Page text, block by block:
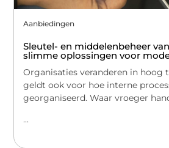
Aanbiedingen
Sleutel- en middelenbeheer
slimme oplossingen voor
Organisaties veranderen in hoog
geldt ook voor hoe interne
georganiseerd. Waar vroeger
...